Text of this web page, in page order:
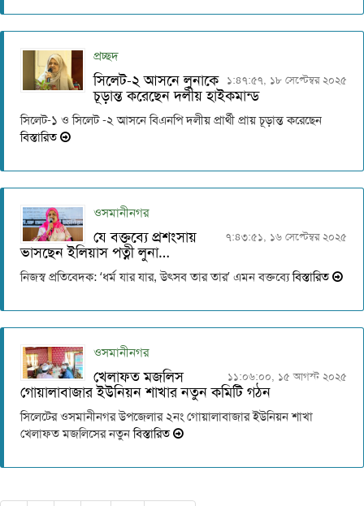
প্রচ্ছদ
১:৪৭:৫৭, ১৮ সেপ্টেম্বর ২০২৫
সিলেট-২ আসনে লুনাকে
চূড়ান্ত করেছেন দলীয় হাইকমান্ড
সিলেট-১ ও সিলেট -২ আসনে বিএনপি দলীয় প্রার্থী প্রায় চূড়ান্ত করেছেন
বিস্তারিত
ওসমানীনগর
৭:৪৩:৫১, ১৬ সেপ্টেম্বর ২০২৫
যে বক্তব্যে প্রশংসায়
ভাসছেন ইলিয়াস পত্নী লুনা…
নিজস্ব প্রতিবেদক: ‘ধর্ম যার যার, উৎসব তার তার’ এমন বক্তব্যেবিস্তারিত
ওসমানীনগর
১১:০৬:০০, ১৫ আগস্ট ২০২৫
খেলাফত মজলিস
গোয়ালাবাজার ইউনিয়ন শাখার নতুন কমিটি গঠন
সিলেটের ওসমানীনগর উপজেলার ২নং গোয়ালাবাজার ইউনিয়ন শাখা
খেলাফত মজলিসের নতুনবিস্তারিত